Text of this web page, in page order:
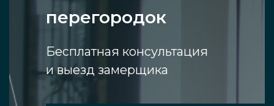
помещению быть хорошо
просматриваемым, открытым. В остальном
они могут обладать любой конструкцией,
иметь в основе различные варианты стекол,
крепиться по-разному и в целом решать
перегородок
Бесплатная консультация
и выезд замерщика